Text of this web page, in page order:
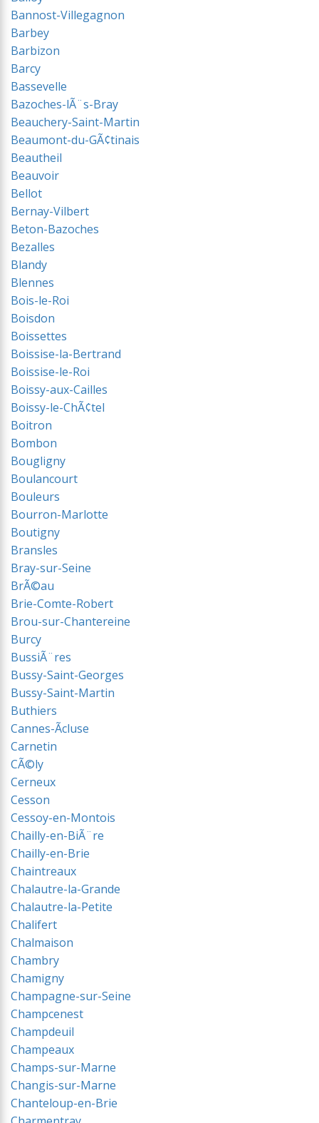
Bannost-Villegagnon
Barbey
Barbizon
Barcy
Bassevelle
Bazoches-lÃ¨s-Bray
Beauchery-Saint-Martin
Beaumont-du-GÃ¢tinais
Beautheil
Beauvoir
Bellot
Bernay-Vilbert
Beton-Bazoches
Bezalles
Blandy
Blennes
Bois-le-Roi
Boisdon
Boissettes
Boissise-la-Bertrand
Boissise-le-Roi
Boissy-aux-Cailles
Boissy-le-ChÃ¢tel
Boitron
Bombon
Bougligny
Boulancourt
Bouleurs
Bourron-Marlotte
Boutigny
Bransles
Bray-sur-Seine
BrÃ©au
Brie-Comte-Robert
Brou-sur-Chantereine
Burcy
BussiÃ¨res
Bussy-Saint-Georges
Bussy-Saint-Martin
Buthiers
Cannes-Ãcluse
Carnetin
CÃ©ly
Cerneux
Cesson
Cessoy-en-Montois
Chailly-en-BiÃ¨re
Chailly-en-Brie
Chaintreaux
Chalautre-la-Grande
Chalautre-la-Petite
Chalifert
Chalmaison
Chambry
Chamigny
Champagne-sur-Seine
Champcenest
Champdeuil
Champeaux
Champs-sur-Marne
Changis-sur-Marne
Chanteloup-en-Brie